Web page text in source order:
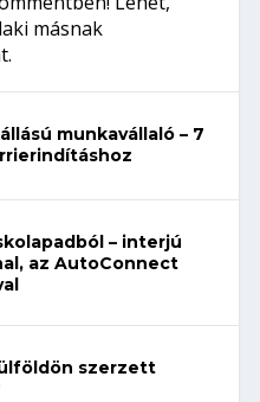
másnak
munkavállaló – 7
– interjú
az AutoConnect
szerzett